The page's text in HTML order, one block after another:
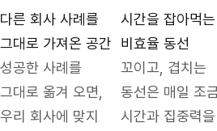
다른 회사 사례를
그대로 가져온 공간
성공한 사례를
그대로 옮겨 오면,
우리 회사에 맞지
시간을 잡아먹는
비효율 동선
꼬이고, 겹치는
동선은 매일 조
시간과 집중력을